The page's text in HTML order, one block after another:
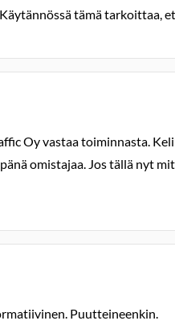
tämä tarkoittaa,
Oy vastaa toiminnasta.
omistajaa. Jos tällä nyt
Puutteineenkin.